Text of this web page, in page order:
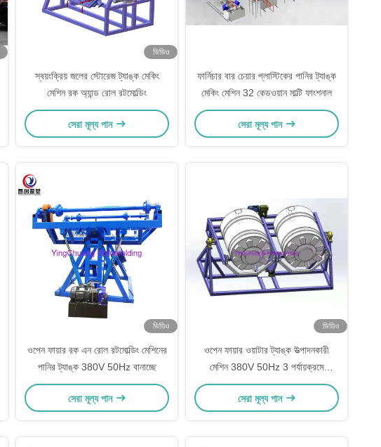
ভিডিও
স্বয়ংক্রিয় জলের স্টোরেজ ট্যাঙ্ক মেকিং
মেশিন রক অ্যান্ড রোল রটমোল্ডিং
সেরা মূল্য পান
ফার্নিচার বার চেয়ার প্লাস্টিকের পানির ট্যাঙ্ক
মেকিং মেশিন 32 কেডওয়ান মাল্টি ফাংশনাল
সেরা মূল্য পান
ভিডিও
ওপেন ফায়ার রক এন রোল রটমোল্ডিং মেশিনের
পানির ট্যাঙ্ক 380V 50Hz বানাচ্ছে
সেরা মূল্য পান
ভিডিও
ওপেন ফায়ার ওয়াটার ট্যাঙ্ক উত্পাদনকারী
মেশিন 380V 50Hz 3 পর্যায়ক্রমে
স্বয়ংক্রিয়
সেরা মূল্য পান